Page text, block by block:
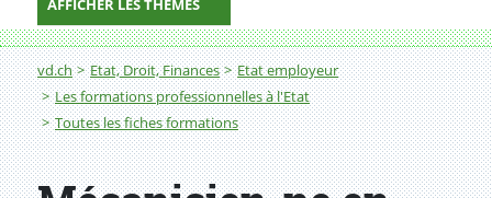
AFFICHER LES THÈMES
Fil d'Ariane
vd.ch Etat, Droit, Finances
Etat employeur
Les formations professionnelles à l'Etat
Toutes les fiches formations
Mécanicien-ne en maintenance d’automobiles